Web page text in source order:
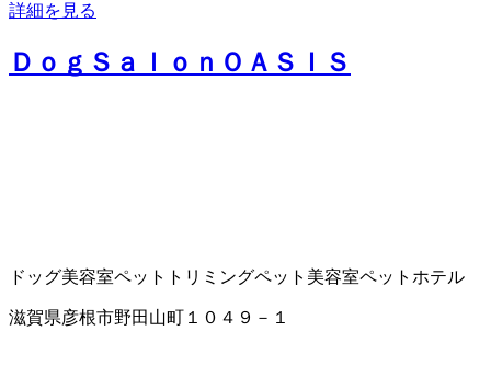
詳細を見る
ＤｏｇＳａｌｏｎＯＡＳＩＳ
ドッグ美容室ペットトリミングペット美容室ペットホテル
滋賀県彦根市野田山町１０４９－１